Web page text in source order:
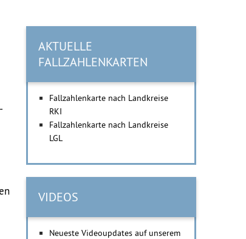
AKTUELLE
FALLZAHLENKARTEN
Fallzahlenkarte nach Landkreise
RKI
Fallzahlenkarte nach Landkreise
LGL
VIDEOS
Neueste Videoupdates auf unserem